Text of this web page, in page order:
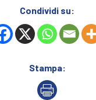
Condividi su:
Stampa: